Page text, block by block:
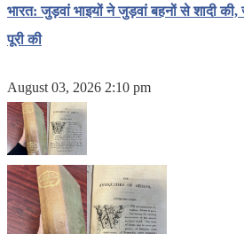
भारत: जुड़वां भाइयों ने जुड़वां बहनों से शादी की,
पूरी की
August 03, 2026 2:10 pm